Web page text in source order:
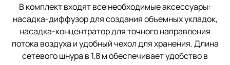
В комплект входят все необходимые аксессуары:
насадка-диффузор для создания объемных укладок,
насадка-концентратор для точного направления
потока воздуха и удобный чехол для хранения. Длина
сетевого шнура в 1.8 м обеспечивает удобство в